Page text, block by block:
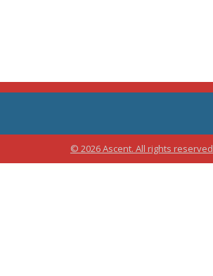
© 2026 Ascent. All rights reserved